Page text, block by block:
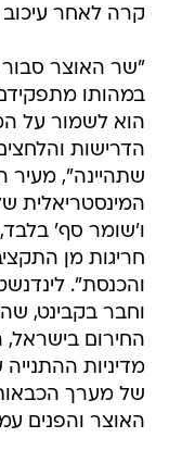
קרה לאחר עיכוב
"שר האוצר
במהותו
הוא לשמור על
הדרישות
שתהיינה",
המינסטריאלית
ו'שומר סף' בלבד,
חריגות מן
והכנסת".
וחבר בקבינט,
החירום
מדיניות
של מערך
האוצר והפנים